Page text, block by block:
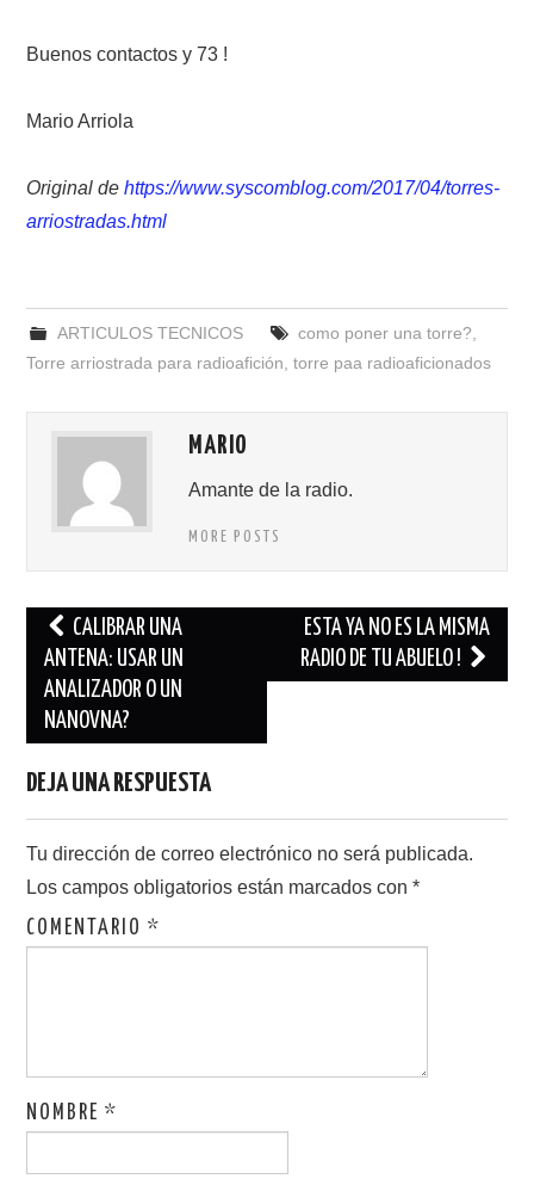
Buenos contactos y 73 !
Mario Arriola
Original dehttps://www.syscomblog.com/2017/04/torres-
arriostradas.html
ARTICULOS TECNICOS como poner una torre?,
Torre arriostrada para radioafición,torre paa radioaficionados
MARIO
Amante de la radio.
MORE POSTS
Navegación
de
entradas
CALIBRAR UNA
ANTENA: USAR UN
ANALIZADOR O UN
NANOVNA?
ESTA YA NO ES LA MISMA
RADIO DE TU ABUELO !
DEJA UNA RESPUESTA
Tu dirección de correo electrónico no será publicada.
Los campos obligatorios están marcados con*
COMENTARIO*
NOMBRE*